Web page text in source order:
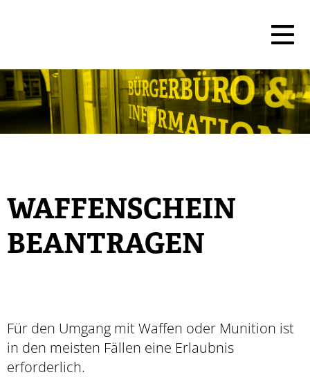
WAFFENSCHEIN
BEANTRAGEN
Für den Umgang mit Waffen oder Munition ist
in den meisten Fällen eine Erlaubnis
erforderlich.